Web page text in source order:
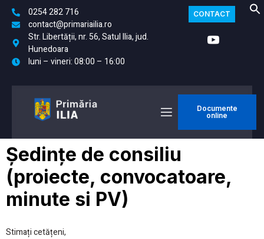
0254 282 716
contact@primariailia.ro
Str. Libertății, nr. 56, Satul Ilia, jud.
Hunedoara
luni – vineri: 08:00 – 16:00
CONTACT
Documente
online
Ședințe de consiliu
(proiecte, convocatoare,
minute si PV)
Stimați cetățeni,